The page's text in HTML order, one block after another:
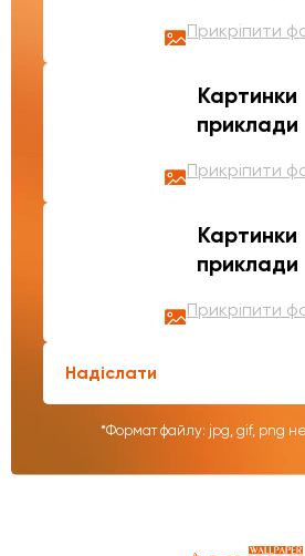
Прикріпити
Картинки
приклади
Прикріпити
Картинки
приклади
Прикріпити
Надіслати
*Формат файлу: jpg, gif, png